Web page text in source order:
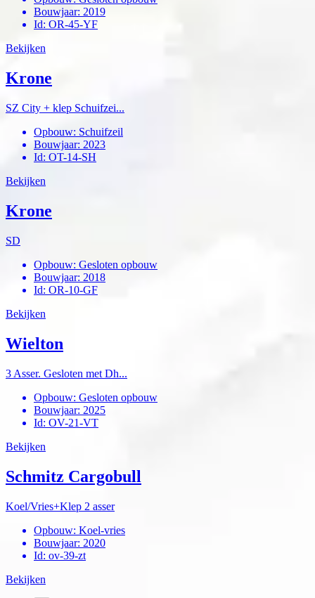
Bouwjaar: 2019
Id: OR-45-YF
Bekijken
Krone
SZ City + klep Schuifzei...
Opbouw: Schuifzeil
Bouwjaar: 2023
Id: OT-14-SH
Bekijken
Krone
SD
Opbouw: Gesloten opbouw
Bouwjaar: 2018
Id: OR-10-GF
Bekijken
Wielton
3 Asser. Gesloten met Dh...
Opbouw: Gesloten opbouw
Bouwjaar: 2025
Id: OV-21-VT
Bekijken
Schmitz Cargobull
Koel/Vries+Klep 2 asser
Opbouw: Koel-vries
Bouwjaar: 2020
Id: ov-39-zt
Bekijken